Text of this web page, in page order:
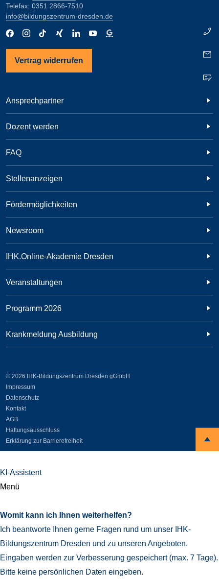
Telefax: 0351 2866-7510
info@bildungszentrum-dresden.de
Vertrag widerrufen
Ansprechpartner
Dozent werden
FAQ
Stellenanzeigen
Fördermöglichkeiten
Newsroom
IHK.Online-Akademie Dresden
Veranstaltungen
Programm 2026
Krankmeldung Ausbildung
© 2026 IHK-Bildungszentrum Dresden gGmbH
Impressum
Datenschutz
Kontakt
AGB
Haftungsausschluss
Erklärung zur Barrierefreiheit
KI-Assistent
Menü
Womit kann ich Ihnen weiterhelfen?
Ich beantworte Ihnen gerne Fragen rund um unser IHK-
Bildungszentrum Dresden und zu unseren Angeboten.
Eingaben werden zur Verbesserung gespeichert (max. 7 Tage).
Bitte keine persönlichen Daten eingeben.